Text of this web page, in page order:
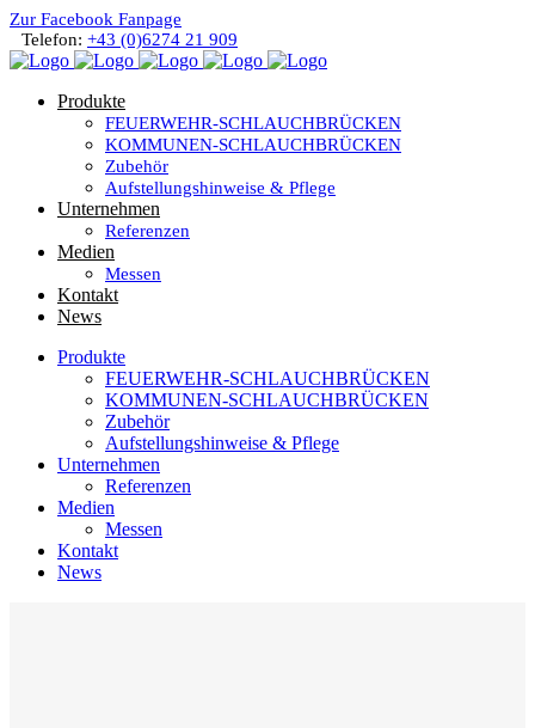
Zur Facebook Fanpage
Telefon: +43 (0)6274 21 909
Produkte
FEUERWEHR-SCHLAUCHBRÜCKEN
KOMMUNEN-SCHLAUCHBRÜCKEN
Zubehör
Aufstellungshinweise & Pflege
Unternehmen
Referenzen
Medien
Messen
Kontakt
News
Produkte
FEUERWEHR-SCHLAUCHBRÜCKEN
KOMMUNEN-SCHLAUCHBRÜCKEN
Zubehör
Aufstellungshinweise & Pflege
Unternehmen
Referenzen
Medien
Messen
Kontakt
News